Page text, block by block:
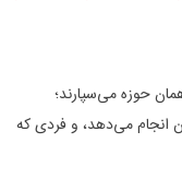
حوزه می‌سپارند؛
می‌دهد، و فردی که